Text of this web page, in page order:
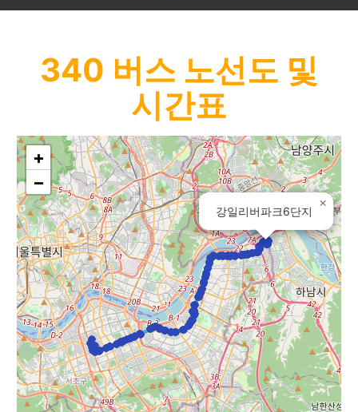
340 버스 노선도 및
시간표
강일리버파크6단지
×
+
−